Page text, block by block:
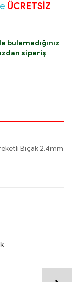
ÜCRETSİZ
sipariş
Bıçak 2.4mm